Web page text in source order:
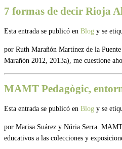
7 formas de decir Rioja
Esta entrada se publicó en Blog y se
por Ruth Marañón Martínez de la
Marañón 2012, 2013a), me cuestione
MAMT Pedagògic,
Esta entrada se publicó en Blog y se
por Marisa Suárez y Núria Serra.
educativos a las colecciones y